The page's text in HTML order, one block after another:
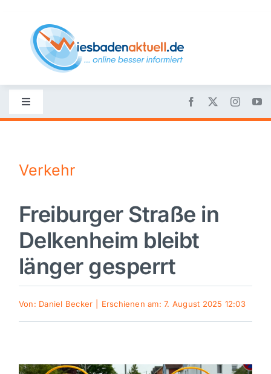
content
Toggle
Navigation
Nachrichten
Politik
Wirtschaft
Verkehr
Freiburger Straße in
Delkenheim bleibt
länger gesperrt
Von: Daniel Becker Erschienen am: 7. August 2025 12:03